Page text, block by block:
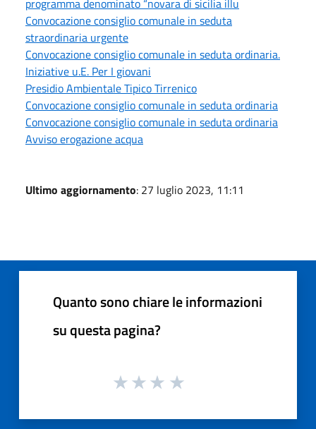
Convocazione consiglio comunale in seduta
straordinaria urgente
Convocazione consiglio comunale in seduta ordinaria.
Iniziative u.E. Per I giovani
Presidio Ambientale Tipico Tirrenico
Convocazione consiglio comunale in seduta ordinaria
Convocazione consiglio comunale in seduta ordinaria
Avviso erogazione acqua
Ultimo aggiornamento: 27 luglio 2023, 11:11
Quanto sono chiare le informazioni
su questa pagina?